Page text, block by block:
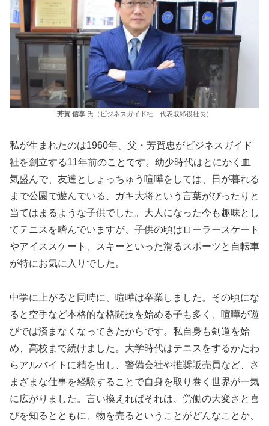
芳賀 信享氏（ビジネスガイド社 代表取締役社長）
私が生まれたのは1960年、父・芳賀忠がビジネスガイド
社を創立する11年前のことです。幼少時代はとにかく血
気盛んで、友達としょっちゅう喧嘩をしては、日が暮れる
まで公園で遊んでいる、ガキ大将という言葉がぴったりと
当てはまるような子供でした。大人になった今も趣味とし
てテニスを嗜んでいますが、子供の頃はローラースケート
やアイススケート、スキーといった滑るスポーツと自転車
が特にお気に入りでした。
中学に上がると同時に、喧嘩は卒業しました。その頃にな
ると空手など本格的な格闘技を始める子も多く、喧嘩が遊
びでは済まなくなってきたからです。私自身も剣道を始
め、高校まで続けました。大学時代はテニスをするかたわ
らアルバイトに精を出し、警備会社や推奨販売員など、さ
まざまな仕事を経験することで自身を取り巻く世界が一気
に広がりました。言い換えればそれは、労働の大変さと喜
びを知るとともに、物を売るということがどんなことか、